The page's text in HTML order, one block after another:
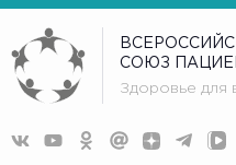
СОЮЗ
Здоровье для